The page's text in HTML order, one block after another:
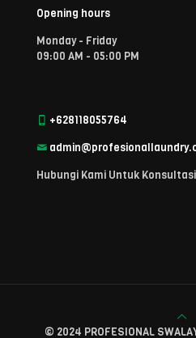
Opening hours
Monday - Friday
09:00 AM - 05:00 PM
+628118055764
Hubungi Kami Untuk
© 2024 PROFESIONAL